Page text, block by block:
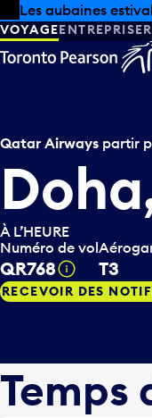
Skip to offers
Passer au
Les aubaines
VOYAGEENTREPRISE
Qatar Airways partir
À L’HEURE
Numéro de vol
QR768 Infobulle
T3
RECEVOIR DES
Temps